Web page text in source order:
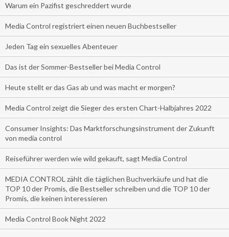
Warum ein Pazifist geschreddert wurde
Media Control registriert einen neuen Buchbestseller
Jeden Tag ein sexuelles Abenteuer
Das ist der Sommer-Bestseller bei Media Control
Heute stellt er das Gas ab und was macht er morgen?
Media Control zeigt die Sieger des ersten Chart-Halbjahres 2022
Consumer Insights: Das Marktforschungsinstrument der Zukunft
von media control
Reiseführer werden wie wild gekauft, sagt Media Control
MEDIA CONTROL zählt die täglichen Buchverkäufe und hat die
TOP 10 der Promis, die Bestseller schreiben und die TOP 10 der
Promis, die keinen interessieren
Media Control Book Night 2022